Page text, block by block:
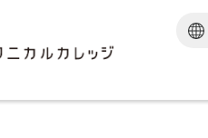
学科紹介TOP